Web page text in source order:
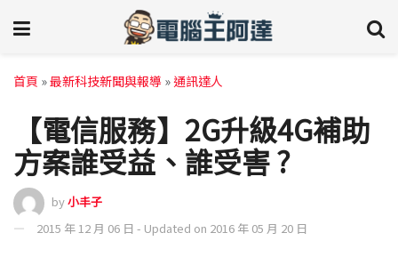
首頁 »最新科技新聞與報導 »通訊達人
【電信服務】2G升級4G補助
方案誰受益、誰受害 ?
by小丰子
2015 年 12 月 06 日 - Updated on 2016 年 05 月 20 日